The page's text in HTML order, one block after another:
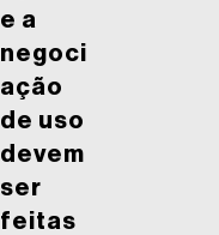
e a
negoci
ação
de uso
devem
ser
feitas